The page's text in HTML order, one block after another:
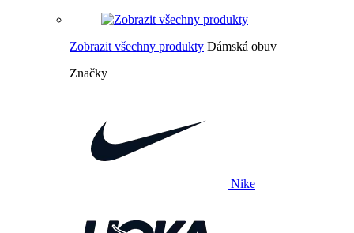
Zobrazit všechny produkty Dámská obuv
Značky
Nike